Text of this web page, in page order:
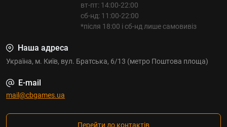
вт-пт: 14:00-22:00
сб-нд: 11:00-22:00
*після 18:00 і сб-нд лише самовивіз
Наша адреса
Україна, м. Київ, вул. Братська, 6/13 (метро Поштова площа)
E-mail
mail@cbgames.ua
Перейти до контактів